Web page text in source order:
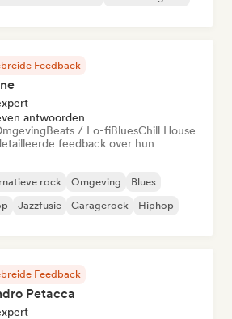
Feedback
antwoorden
Beats / Lo-fiBluesChill House
feedback over hun
rock Omgeving
Blues
Jazzfusie Garagerock Hiphop
Feedback
Petacca